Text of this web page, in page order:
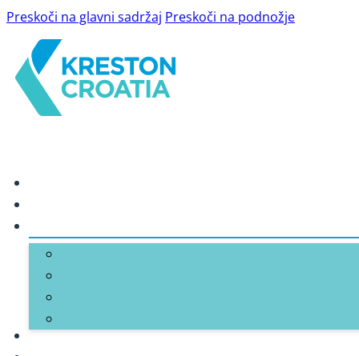
Preskoči na glavni sadržaj Preskoči na podnožje